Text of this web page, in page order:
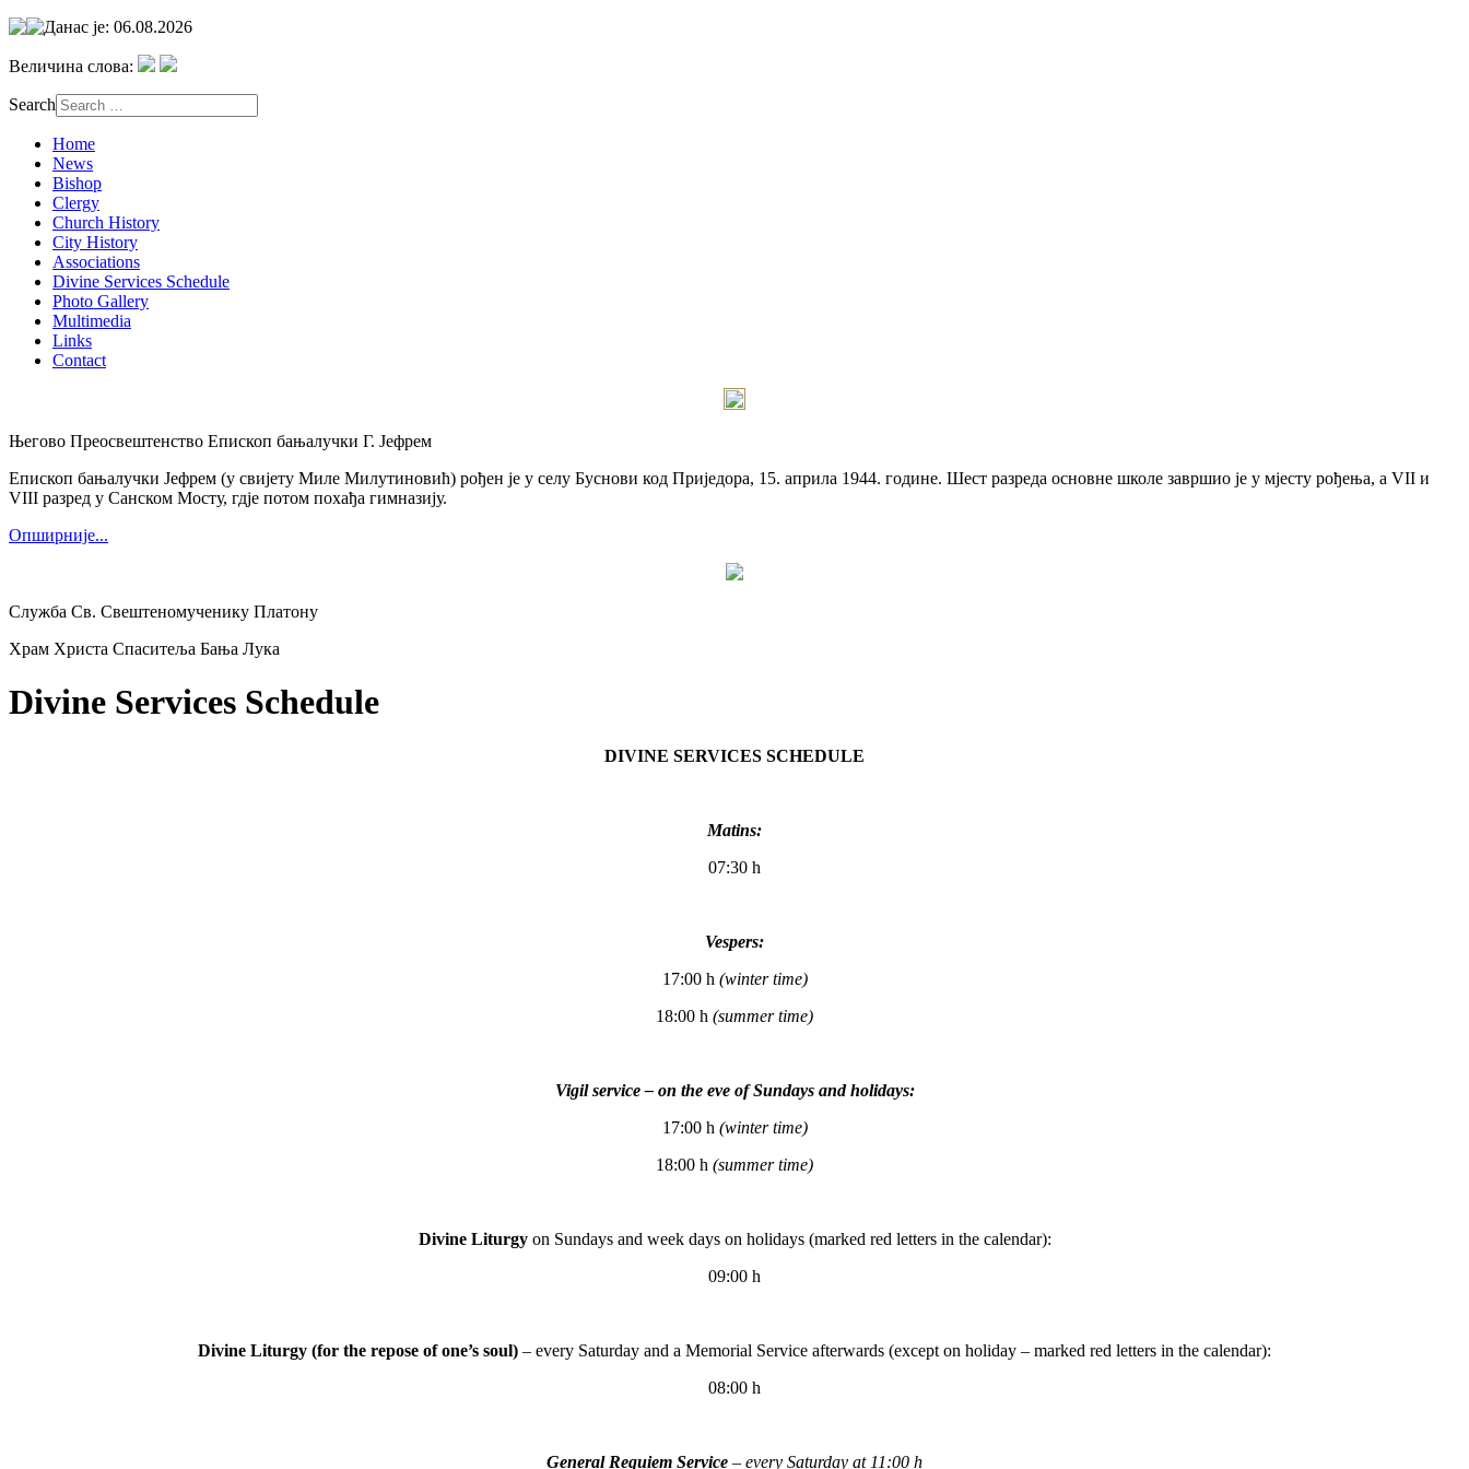
Данас је: 06.08.2026
Величина слова:
Search
Home
News
Bishop
Clergy
Church History
City History
Associations
Divine Services Schedule
Photo Gallery
Multimedia
Links
Contact
Његово Преосвештенство Епископ бањалучки Г. Јефрем
Епископ бањалучки Јефрем (у свијету Миле Милутиновић) рођен је у селу Буснови код Приједора, 15. априла 1944. године. Шест разреда основне школе завршио је у мјесту рођења, а VII и
VIII разред у Санском Мосту, гдје потом похађа гимназију.
Опширније...
Служба Св. Свештеномученику Платону
Храм Христа Спаситеља Бања Лука
Divine Services Schedule
DIVINE SERVICES SCHEDULE
Matins:
07:30 h
Vespers:
17:00 h (winter time)
18:00 h (summer time)
Vigil service – on the eve of Sundays and holidays:
17:00 h (winter time)
18:00 h (summer time)
Divine Liturgyon Sundays and week days on holidays (marked red letters in the calendar):
09:00 h
Divine Liturgy (for the repose of one’s soul) – every Saturday and a Memorial Service afterwards (except on holiday – marked red letters in the calendar):
08:00 h
General Requiem Service – every Saturday at11:00 h